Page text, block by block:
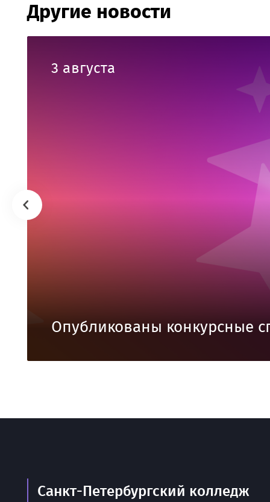
Другие новости
3 августа
Опубликованы конкурсные
Санкт-Петербургский колледж